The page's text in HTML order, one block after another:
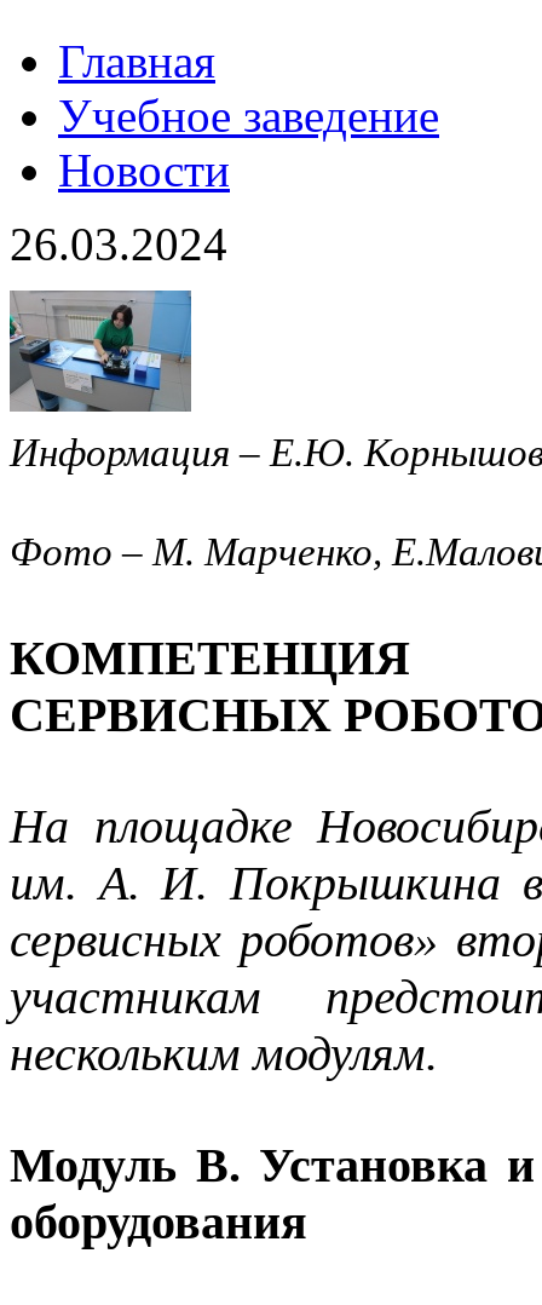
Главная
Учебное заведение
Новости
26.03.2024
Информация – Е.Ю.
Фото – М. Марченко,
СЕРВИСНЫХ
На площадке
им. А. И. Покрышкина в
сервисных роботов»
участникам
нескольким модулям.
Модуль В. Установка и
оборудования